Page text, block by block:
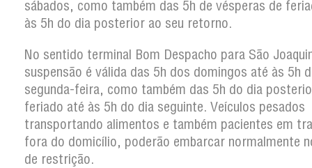
sábados, como também das 5h de vésperas de
às 5h do dia posterior ao seu retorno.
No sentido terminal Bom Despacho para São
suspensão é válida das 5h dos domingos até às 5h
segunda-feira, como também das 5h do dia
feriado até às 5h do dia seguinte. Veículos pesados
transportando alimentos e também pacientes em
fora do domicílio, poderão embarcar normalmente
de restrição.